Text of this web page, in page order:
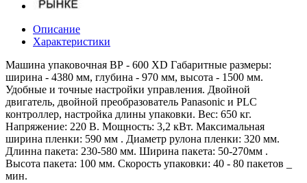
Описание
Характеристики
Машина упаковочная ВР - 600 XD Габаритные размеры:
ширина - 4380 мм, глубина - 970 мм, высота - 1500 мм.
Удобные и точные настройки управления. Двойной
двигатель, двойной преобразователь Panasonic и PLC
контроллер, настройка длины упаковки. Вес: 650 кг.
Напряжение: 220 В. Мощность: 3,2 кВт. Максимальная
ширина пленки: 590 мм . Диаметр рулона пленки: 320 мм.
Длинна пакета: 230-580 мм. Ширина пакета: 50-270мм .
Высота пакета: 100 мм. Скорость упаковки: 40 - 80 пакетов _
мин.